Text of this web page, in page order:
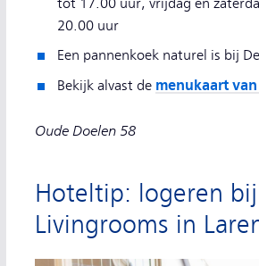
tot 17.00 uur, vrijdag en
20.00 uur
Een pannenkoek naturel is bij
Bekijk alvast de menukaart van
Oude Doelen 58
Hoteltip: logeren
Livingrooms in